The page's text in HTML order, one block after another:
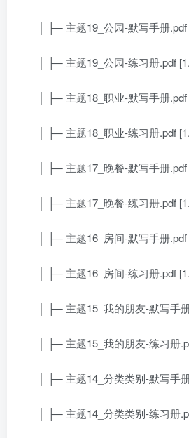
│ ├─ 主题19_公园-默写手册
│ ├─ 主题19_公园-练习册.pdf
│ ├─ 主题18_职业-默写手册
│ ├─ 主题18_职业-练习册.pdf
│ ├─ 主题17_晚餐-默写手册
│ ├─ 主题17_晚餐-练习册.pdf
│ ├─ 主题16_房间-默写手册
│ ├─ 主题16_房间-练习册.pdf
│ ├─ 主题15_我的朋友-默写手
│ ├─ 主题15_我的朋友-练习册
│ ├─ 主题14_分类类别-默写手
│ ├─ 主题14_分类类别-练习册